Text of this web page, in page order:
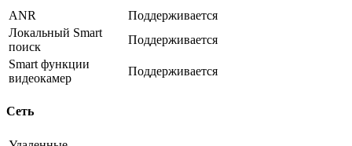
ANR
Поддерживается
Локальный Smart
поиск
Поддерживается
Smart функции
видеокамер
Поддерживается
Сеть